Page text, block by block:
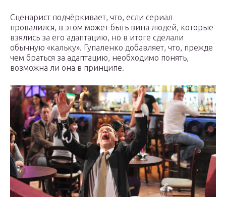
Сценарист подчёркивает, что, если сериал
провалился, в этом может быть вина людей, которые
взялись за его адаптацию, но в итоге сделали
обычную «кальку». Гупаленко добавляет, что, прежде
чем браться за адаптацию, необходимо понять,
возможна ли она в принципе.